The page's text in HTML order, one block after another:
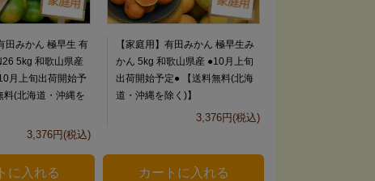
田みかん 極早生 有
5kg 和歌山県産
月上旬出荷開始予
料(北海道・沖縄を
3,376円(税込)
【家庭用】有田みかん 極早生み
かん 5kg 和歌山県産 ●10月上旬
出荷開始予定● 【送料無料(北海
道・沖縄を除く)】
3,376円(税込)